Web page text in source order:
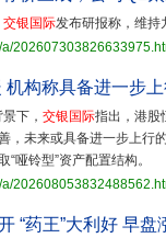
交银国际发布研报称，维持
机构称具备进一步
下， 交银国际指出，港股
善，未来或具备进一步
哑铃型”资产配置结构。
“药王”大利好 早盘